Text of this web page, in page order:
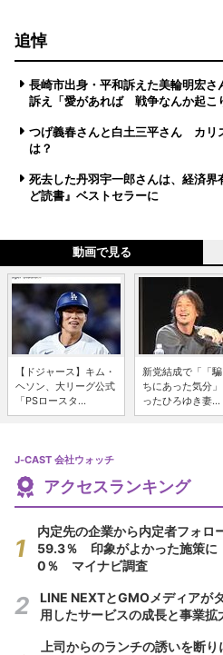
追悼
長崎市出身・平和訴えた美輪明宏
訴え「愛があれば 戦争なんか起こ
つげ義春さんと白土三平さん カリ
は？
死去した丹羽宇一郎さんは、経済
ど読書』ベストセラーに
動画で見る
【ドジャース】キム・
ヘソン、大リーグ公式
「PSロースタ...
新党結成で「「
ちにあった気分
ったひろゆき妻...
J-CAST 会社ウォッチ
アクセスランキング
内定先の企業から内定者フォロ
59.3％ 印象がよかった施策に
0％ マイナビ調査
LINE NEXTとGMOメディア
用したサービスの成長と事業拡
上司からのランチの誘いを断